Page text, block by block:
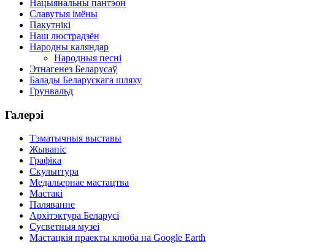
Нацыянальны пантэон
Славутыя імёны
Пакутнікі
Наш люстрадзён
Народны каляндар
Народныя песні
Этнагенез Беларусаў
Балады Беларускага шляху
Грунвальд
Галерэі
Тэматычныя выставы
Жывапіс
Графіка
Скульптура
Медальернае мастацтва
Мастакі
Паляванне
Архітэктура Беларусі
Сусветныя музеі
Мастацкія праекты клюба на Google Earth